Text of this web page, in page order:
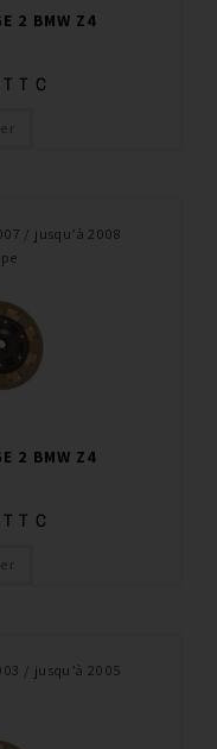
2 BMW Z4
TTC
/ jusqu’à 2008
2 BMW Z4
TTC
/ jusqu’à 2005